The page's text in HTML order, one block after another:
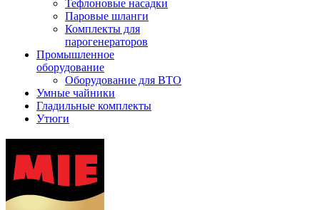
Тефлоновые насадки
Паровые шланги
Комплекты для
парогенераторов
Промышленное
оборудование
Оборудование для ВТО
Умные чайники
Гладильные комплекты
Утюги